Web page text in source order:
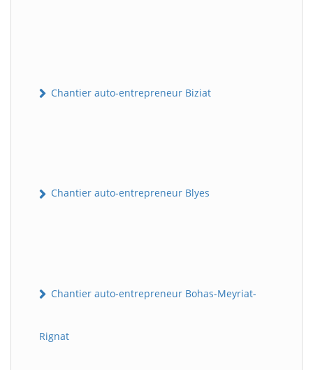
Chantier auto-entrepreneur Biziat
Chantier auto-entrepreneur Blyes
Chantier auto-entrepreneur Bohas-Meyriat-
Rignat